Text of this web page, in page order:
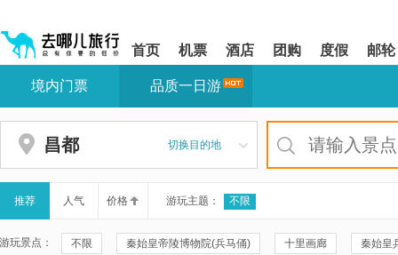
shift+enter
网
导
盲
导
您
站
区,
本
有
首页 机票 酒店 团购 度假 邮轮
您
站
区
境内门票 品质一日游
昌都 切换目的地
推荐 人气 价格 游玩主题： 不限
游玩景点： 不限 秦始皇帝陵博物院(兵马俑) 十里画廊 秦始皇